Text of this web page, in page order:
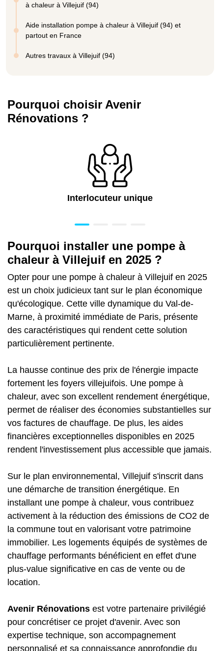
à chaleur à Villejuif (94)
Aide installation pompe à chaleur à Villejuif (94) et
partout en France
Autres travaux à Villejuif (94)
Pourquoi choisir Avenir
Rénovations ?
Interlocuteur unique
Pourquoi installer une pompe à
chaleur à Villejuif en 2025 ?
Opter pour une pompe à chaleur à Villejuif en 2025
est un choix judicieux tant sur le plan économique
qu'écologique. Cette ville dynamique du Val-de-
Marne, à proximité immédiate de Paris, présente
des caractéristiques qui rendent cette solution
particulièrement pertinente.
La hausse continue des prix de l'énergie impacte
fortement les foyers villejuifois. Une pompe à
chaleur, avec son excellent rendement énergétique,
permet de réaliser des économies substantielles sur
vos factures de chauffage. De plus, les aides
financières exceptionnelles disponibles en 2025
rendent l'investissement plus accessible que jamais.
Sur le plan environnemental, Villejuif s'inscrit dans
une démarche de transition énergétique. En
installant une pompe à chaleur, vous contribuez
activement à la réduction des émissions de CO2 de
la commune tout en valorisant votre patrimoine
immobilier. Les logements équipés de systèmes de
chauffage performants bénéficient en effet d'une
plus-value significative en cas de vente ou de
location.
Avenir Rénovations est votre partenaire privilégié
pour concrétiser ce projet d'avenir. Avec son
expertise technique, son accompagnement
personnalisé et sa connaissance approfondie du